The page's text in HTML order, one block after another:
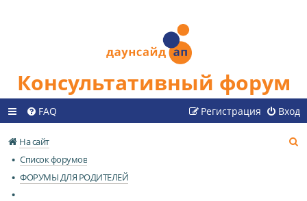
Консультативный форум
FAQ Вход
Регистрация
На сайт
Список форумов
ФОРУМЫ ДЛЯ РОДИТЕЛЕЙ